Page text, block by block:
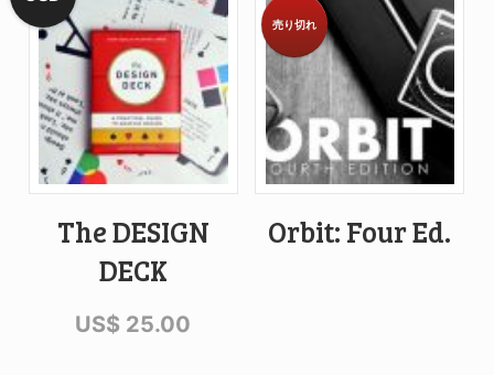
The DESIGN
DECK
US$ 25.00
売り切れ
Orbit: Four Ed.